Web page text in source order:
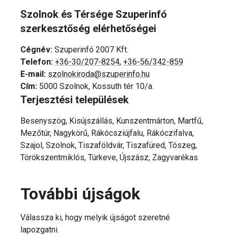
Szolnok és Térsége Szuperinfó
szerkesztőség elérhetőségei
Cégnév: Szuperinfó 2007 Kft.
Telefon: +36-30/207-8254, +36-56/342-859
E-mail: szolnokiroda@szuperinfo.hu
Cím: 5000 Szolnok, Kossuth tér 10/a.
Terjesztési települések
Besenyszög, Kisújszállás, Kunszentmárton, Martfű,
Mezőtúr, Nagykörű, Rákócsziújfalu, Rákóczifalva,
Szajol, Szolnok, Tiszaföldvár, Tiszafüred, Tószeg,
Törökszentmiklós, Túrkeve, Újszász, Zagyvarékas
További újságok
Válassza ki, hogy melyik újságot szeretné
lapozgatni.